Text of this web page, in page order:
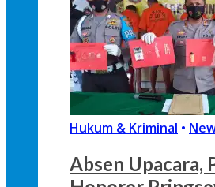
Hukum & Kriminal •
Absen Upacara,